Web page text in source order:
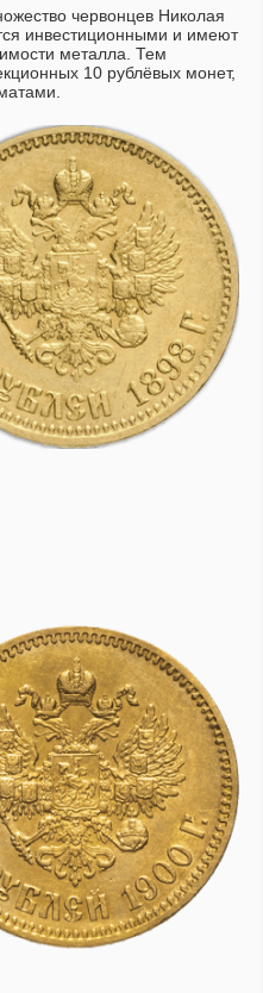
червонцев Николая
инвестиционными и имеют
металла. Тем
10 рублёвых монет,